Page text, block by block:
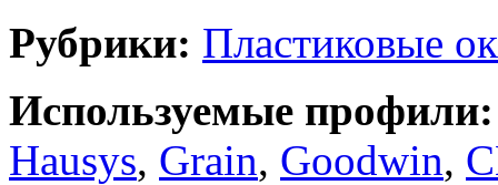
Рубрики: Пластиковые
Используемые профили:
Hausys, Grain, Goodwin,